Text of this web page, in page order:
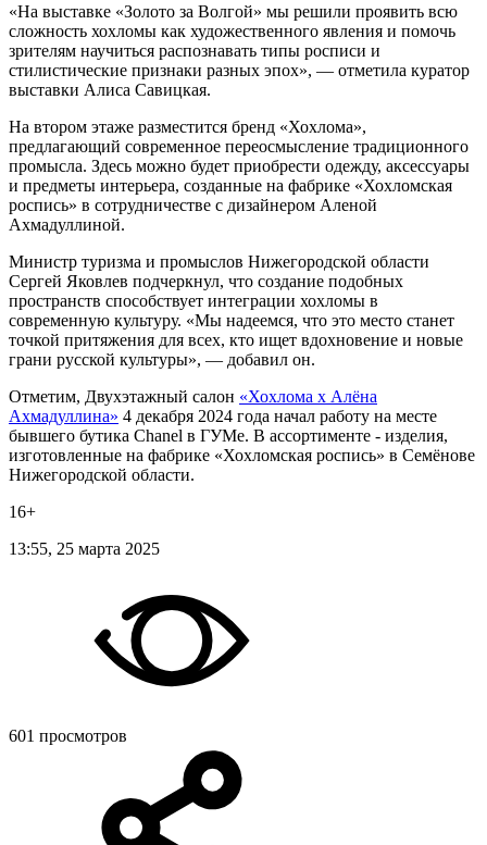
«На выставке «Золото за Волгой» мы решили проявить всю
сложность хохломы как художественного явления и помочь
зрителям научиться распознавать типы росписи и
стилистические признаки разных эпох», — отметила куратор
выставки Алиса Савицкая.
На втором этаже разместится бренд «Хохлома»,
предлагающий современное переосмысление традиционного
промысла. Здесь можно будет приобрести одежду, аксессуары
и предметы интерьера, созданные на фабрике «Хохломская
роспись» в сотрудничестве с дизайнером Аленой
Ахмадуллиной.
Министр туризма и промыслов Нижегородской области
Сергей Яковлев подчеркнул, что создание подобных
пространств способствует интеграции хохломы в
современную культуру. «Мы надеемся, что это место станет
точкой притяжения для всех, кто ищет вдохновение и новые
грани русской культуры», — добавил он.
Отметим, Двухэтажный салон «Хохлома x Алёна
Ахмадуллина» 4 декабря 2024 года начал работу на месте
бывшего бутика Chanel в ГУМе. В ассортименте - изделия,
изготовленные на фабрике «Хохломская роспись» в Семёнове
Нижегородской области.
16+
13:55, 25 марта 2025
601 просмотров